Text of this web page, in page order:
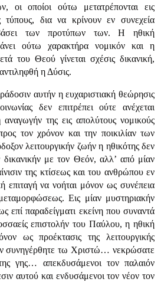
οι οποίοι ούτω μετατρέπονται εις
τύπους, δια να κρίνουν εν συνεχεία
των προτύπων των. Η ηθική
ούτω χαρακτήρα νομικόν και η
του Θεού γίνεται σχέσις δικανική,
η Δύσις.
αυτήν η ευχαριστιακή θεώρησις
δεν επιτρέπει ούτε ανέχεται
αναγωγήν της εις απολύτους νομικούς
τον χρόνον και την ποικιλίαν των
λειτουργικήν ζωήν η ηθικότης δεν
δικανικήν με τον Θεόν, αλλ’ από μίαν
της κτίσεως και του ανθρώπου εν
επιταγή να νοήται μόνον ως συνέπεια
Εις μίαν μυστηριακήν
επί παραδείγματι εκείνη που συναντά
επιστολήν του Παύλου, η ηθική
ως προέκτασις της λειτουργικής
συνηγέρθητε τω Χριστώ… νεκρώσατε
γης… απεκδυσάμενοι τον παλαιόν
αυτού και ενδυσάμενοι τον νέον τον